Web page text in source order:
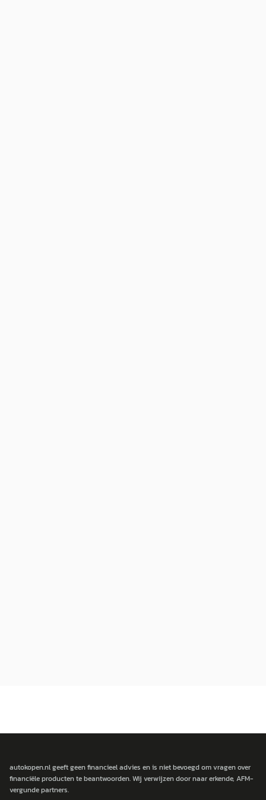
autokopen.nl geeft geen financieel advies en is niet bevoegd om vragen over
financiële producten te beantwoorden. Wij verwijzen door naar erkende, AFM-
vergunde partners.